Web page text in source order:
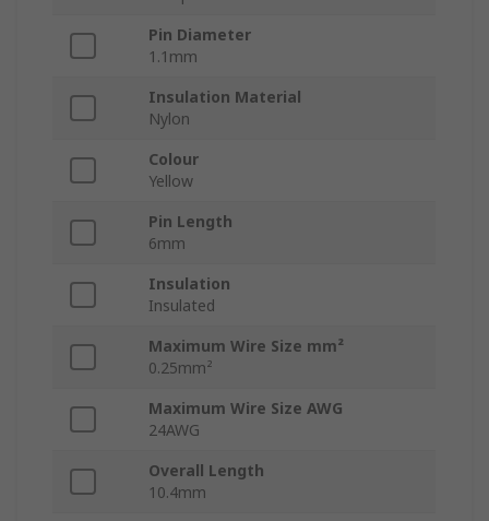
Pin Diameter
1.1mm
Insulation Material
Nylon
Colour
Yellow
Pin Length
6mm
Insulation
Insulated
Maximum Wire Size mm²
0.25mm²
Maximum Wire Size AWG
24AWG
Overall Length
10.4mm